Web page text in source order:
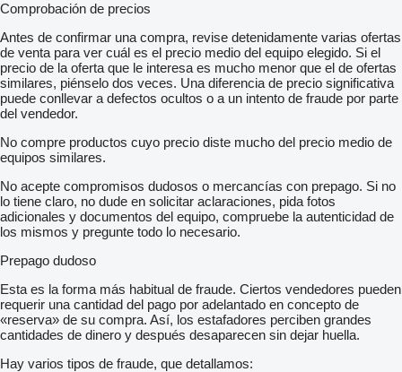
Comprobación de precios
Antes de confirmar una compra, revise detenidamente varias ofertas
de venta para ver cuál es el precio medio del equipo elegido. Si el
precio de la oferta que le interesa es mucho menor que el de ofertas
similares, piénselo dos veces. Una diferencia de precio significativa
puede conllevar a defectos ocultos o a un intento de fraude por parte
del vendedor.
No compre productos cuyo precio diste mucho del precio medio de
equipos similares.
No acepte compromisos dudosos o mercancías con prepago. Si no
lo tiene claro, no dude en solicitar aclaraciones, pida fotos
adicionales y documentos del equipo, compruebe la autenticidad de
los mismos y pregunte todo lo necesario.
Prepago dudoso
Esta es la forma más habitual de fraude. Ciertos vendedores pueden
requerir una cantidad del pago por adelantado en concepto de
«reserva» de su compra. Así, los estafadores perciben grandes
cantidades de dinero y después desaparecen sin dejar huella.
Hay varios tipos de fraude, que detallamos: